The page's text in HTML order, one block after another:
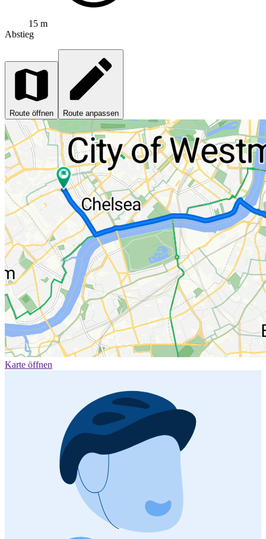
15 m
Abstieg
Route öffnen Route anpassen
Karte öffnen